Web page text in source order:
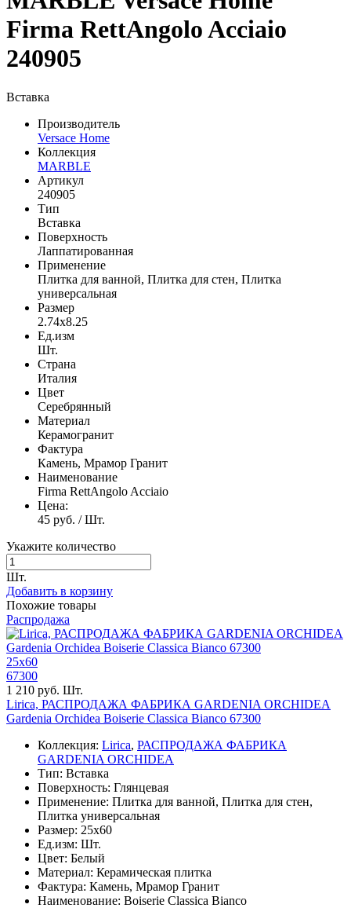
Firma RettAngolo Acciaio
240905
Вставка
Производитель
Versace Home
Коллекция
MARBLE
Артикул
240905
Тип
Вставка
Поверхность
Лаппатированная
Применение
Плитка для ванной, Плитка для стен, Плитка
универсальная
Размер
2.74x8.25
Ед.изм
Шт.
Страна
Италия
Цвет
Серебрянный
Материал
Керамогранит
Фактура
Камень, Мрамор Гранит
Наименование
Firma RettAngolo Acciaio
Цена:
45 руб. / Шт.
Укажите количество
Шт.
Добавить в корзину
Похожие товары
Распродажа
25x60
67300
1 210 руб. Шт.
Lirica, РАСПРОДАЖА ФАБРИКА GARDENIA ORCHIDEA
Gardenia Orchidea Boiserie Classica Bianco 67300
Коллекция: Lirica, РАСПРОДАЖА ФАБРИКА
GARDENIA ORCHIDEA
Тип: Вставка
Поверхность: Глянцевая
Применение: Плитка для ванной, Плитка для стен,
Плитка универсальная
Размер: 25x60
Ед.изм: Шт.
Цвет: Белый
Материал: Керамическая плитка
Фактура: Камень, Мрамор Гранит
Наименование: Boiserie Classica Bianco